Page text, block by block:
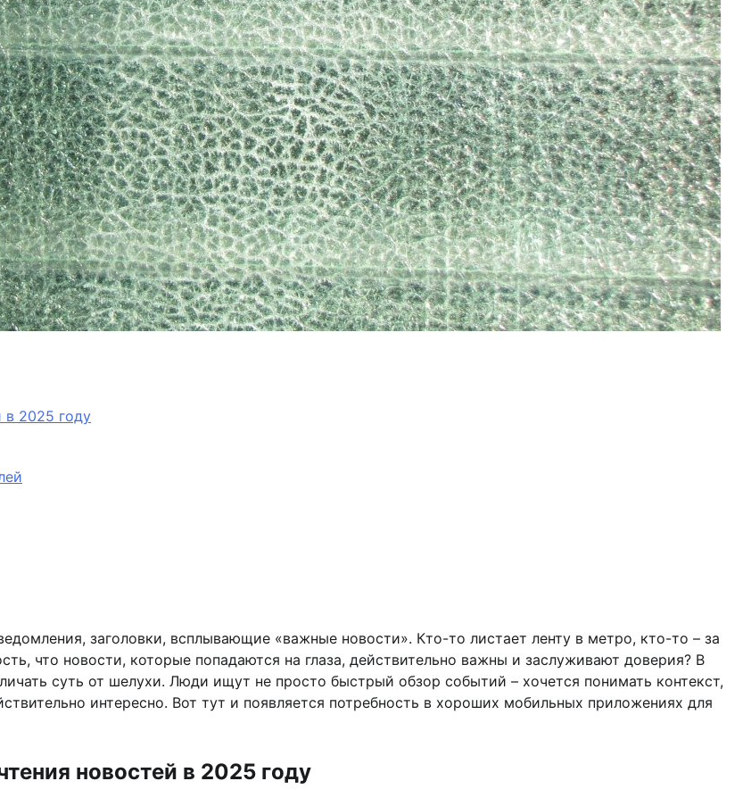
в 2025 году
заголовки, всплывающие «важные новости». Кто-то листает ленту в метро, кто-то – за
что новости, которые попадаются на глаза, действительно важны и заслуживают доверия? В
суть от шелухи. Люди ищут не просто быстрый обзор событий – хочется понимать контекст,
интересно. Вот тут и появляется потребность в хороших мобильных приложениях для
новостей в 2025 году